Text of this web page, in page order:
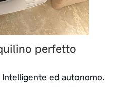
perfetto
ed autonomo.